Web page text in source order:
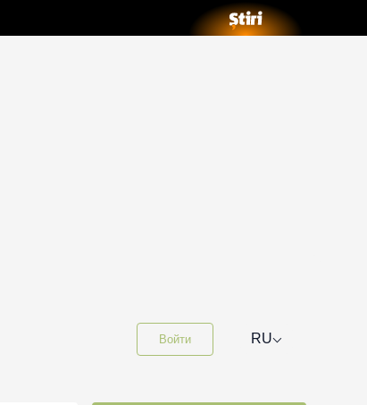
Войти RU⌵